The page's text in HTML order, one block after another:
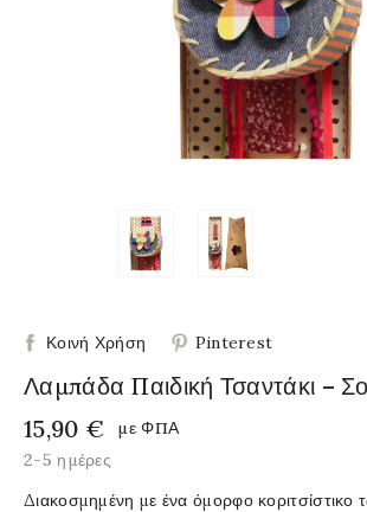
Κοινή Χρήση Pinterest
Λαμπάδα Παιδική Τσαντάκι –
15,90 €
με ΦΠΑ
2-5 ημέρες
Διακοσμημένη με ένα όμορφο κοριτσίστικο